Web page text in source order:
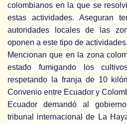
colombianos en la que se
estas actividades. Aseguran
autoridades locales de las
oponen a este tipo de actividades.
Mencionan que en la zona
estado fumigando los
respetando la franja de 10
Convenio entre Ecuador y
Ecuador demandó al
tribunal internacional de La